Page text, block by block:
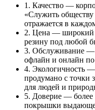
1. Качество —
«Служить обществу
отражается в
2. Цена — широкий
резину под любой
3. Обслуживание —
офлайн и онлайн
4. Экологичность
продумано с точки
для людей и
5. Доверие — более
покрышки